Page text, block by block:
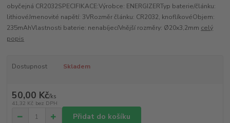
obyčejná CR2032SPECIFIKACE:Výrobce: ENERGIZERTyp baterie/článku:
lithiovéJmenovité napětí: 3VRozměr článku: CR2032, knoflíkovéObjem:
235mAhVlastnosti baterie: nenabíjecíVnější rozměry: Ø20x3,2mm celý
popis
Dostupnost Skladem
50,00 Kč/ks
41,32 Kč bez DPH
Přidat do košíku